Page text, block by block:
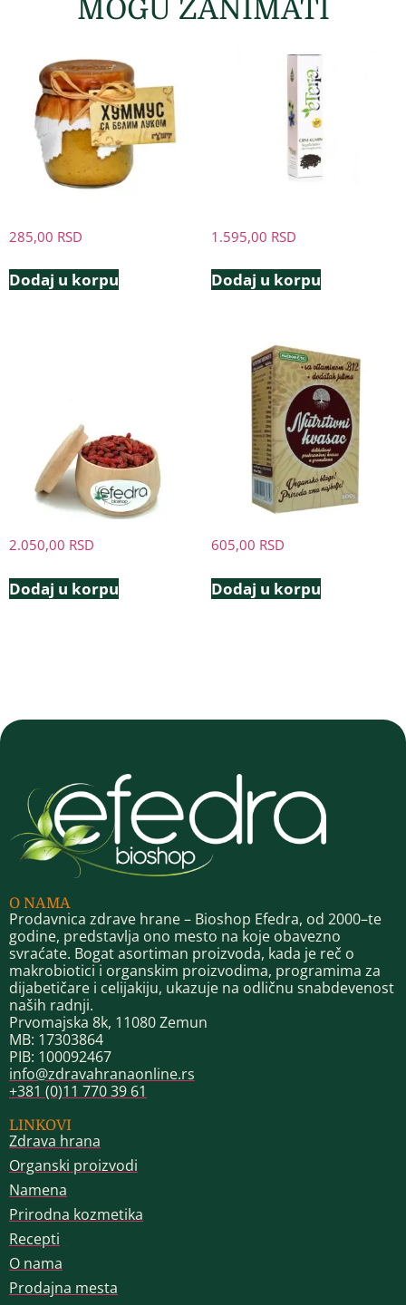
MOGU ZANIMATI
285,00 RSD
Dodaj u korpu
1.595,00 RSD
Dodaj u korpu
2.050,00 RSD
Dodaj u korpu
605,00 RSD
Dodaj u korpu
O NAMA
Prodavnica zdrave hrane – Bioshop Efedra, od 2000–te
godine, predstavlja ono mesto na koje obavezno
svraćate. Bogat asortiman proizvoda, kada je reč o
makrobiotici i organskim proizvodima, programima za
dijabetičare i celijakiju, ukazuje na odličnu snabdevenost
naših radnji.
Prvomajska 8k, 11080 Zemun
MB: 17303864
PIB: 100092467
info@zdravahranaonline.rs
+381 (0)11 770 39 61
LINKOVI
Zdrava hrana
Organski proizvodi
Namena
Prirodna kozmetika
Recepti
O nama
Prodajna mesta